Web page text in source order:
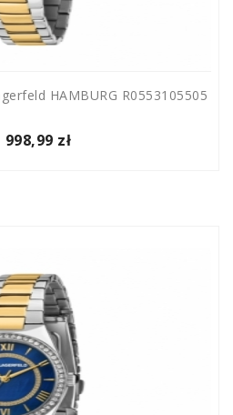
HAMBURG R0553105505
998,99 zł